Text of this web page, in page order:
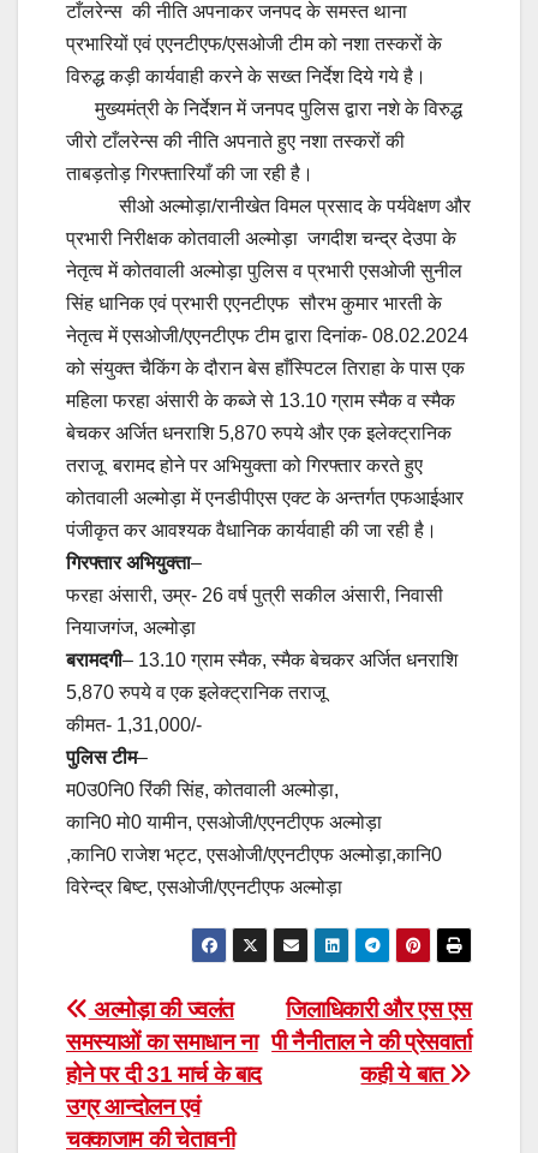
टाँलरेन्स की नीति अपनाकर जनपद के समस्त थाना
प्रभारियों एवं एएनटीएफ/एसओजी टीम को नशा तस्करों के
विरुद्ध कड़ी कार्यवाही करने के सख्त निर्देश दिये गये है।
मुख्यमंत्री के निर्देशन में जनपद पुलिस द्वारा नशे के विरुद्ध
जीरो टाँलरेन्स की नीति अपनाते हुए नशा तस्करों की
ताबड़तोड़ गिरफ्तारियाँ की जा रही है।
सीओ अल्मोड़ा/रानीखेत विमल प्रसाद के पर्यवेक्षण और
प्रभारी निरीक्षक कोतवाली अल्मोड़ा जगदीश चन्द्र देउपा के
नेतृत्व में कोतवाली अल्मोड़ा पुलिस व प्रभारी एसओजी सुनील
सिंह धानिक एवं प्रभारी एएनटीएफ सौरभ कुमार भारती के
नेतृत्व में एसओजी/एएनटीएफ टीम द्वारा दिनांक- 08.02.2024
को संयुक्त चैकिंग के दौरान बेस हाँस्पिटल तिराहा के पास एक
महिला फरहा अंसारी के कब्जे से 13.10 ग्राम स्मैक व स्मैक
बेचकर अर्जित धनराशि 5,870 रुपये और एक इलेक्ट्रानिक
तराजू बरामद होने पर अभियुक्ता को गिरफ्तार करते हुए
कोतवाली अल्मोड़ा में एनडीपीएस एक्ट के अन्तर्गत एफआईआर
पंजीकृत कर आवश्यक वैधानिक कार्यवाही की जा रही है।
गिरफ्तार अभियुक्ता–
फरहा अंसारी, उम्र- 26 वर्ष पुत्री सकील अंसारी, निवासी
नियाजगंज, अल्मोड़ा
बरामदगी– 13.10 ग्राम स्मैक, स्मैक बेचकर अर्जित धनराशि
5,870 रुपये व एक इलेक्ट्रानिक तराजू
कीमत- 1,31,000/-
पुलिस टीम–
म0उ0नि0 रिंकी सिंह, कोतवाली अल्मोड़ा,
कानि0 मो0 यामीन, एसओजी/एएनटीएफ अल्मोड़ा
,कानि0 राजेश भट्ट, एसओजी/एएनटीएफ अल्मोड़ा,कानि0
विरेन्द्र बिष्ट, एसओजी/एएनटीएफ अल्मोड़ा
Post
navigation
जिलाधिकारी और एस एस
पी नैनीताल ने की प्रेसवार्ता
कही ये बात
अल्मोड़ा की ज्वलंत
समस्याओं का समाधान ना
होने पर दी 31 मार्च के बाद
उग्र आन्दोलन एवं
चक्काजाम की चेतावनी